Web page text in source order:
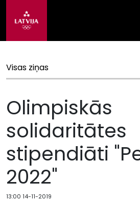
Visas ziņas
Olimpiskās
solidaritātes
stipendiāti
2022"
13:00 14-11-2019